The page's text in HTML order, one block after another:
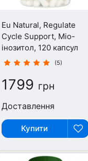
Eu Natural, Regulate
Cycle Support, Міо-
інозитол, 120 капсул
(5)
1799 грн
Доставлення
Купити